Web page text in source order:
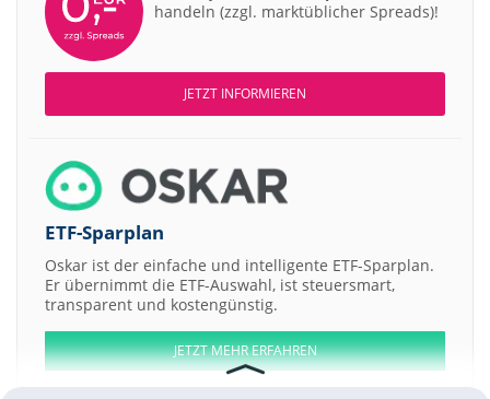
handeln (zzgl. marktüblicher Spreads)!
JETZT INFORMIEREN
ETF-Sparplan
Oskar ist der einfache und intelligente ETF-Sparplan.
Er übernimmt die ETF-Auswahl, ist steuersmart,
transparent und kostengünstig.
JETZT MEHR ERFAHREN